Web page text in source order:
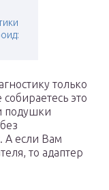
только
это
подушки
А если Вам
то адаптер